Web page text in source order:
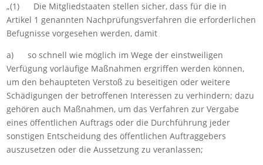
„(1) Die Mitgliedstaaten stellen sicher, dass für die in
Artikel 1 genannten Nachprüfungsverfahren die erforderlichen
Befugnisse vorgesehen werden, damit
a) so schnell wie möglich im Wege der einstweiligen
Verfügung vorläufige Maßnahmen ergriffen werden können,
um den behaupteten Verstoß zu beseitigen oder weitere
Schädigungen der betroffenen Interessen zu verhindern; dazu
gehören auch Maßnahmen, um das Verfahren zur Vergabe
eines öffentlichen Auftrags oder die Durchführung jeder
sonstigen Entscheidung des öffentlichen Auftraggebers
auszusetzen oder die Aussetzung zu veranlassen;